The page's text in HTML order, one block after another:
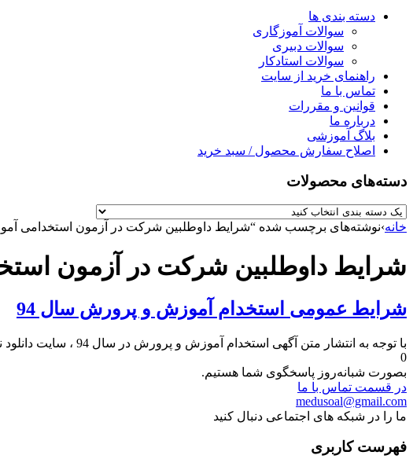
دسته بندی ها
سوالات آموزگاری
سوالات دبیری
سوالات استادکار
راهنمای خرید از سایت
تماس با ما
قوانین و مقررات
درباره ما
بلاگ آموزشی
اصلاح سفارش محصول / سبد خرید
دسته‌های محصولات
خانه›نوشته‌های برچسب شده “شرایط داوطلبین شرکت در آزمون استخدامی
شرایط داوطلبین شرکت در آزمون
شرایط عمومی استخدام آموزش و پرورش سال 94
با توجه به انتشار متن آگهی استخدام آموزش و پرورش در سال 94 ، سایت دانلود نمونه سوالات آزمون استخدامی…
0
بصورت شبانه‌روز پاسخگوی شما هستیم.
در قسمت تماس با ما
medusoal@gmail.com
ما را در شبکه های اجتماعی دنبال کنید
فهرست کاربری